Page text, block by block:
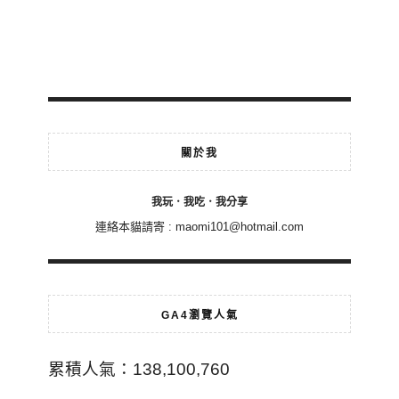
關於我
我玩．我吃．我分享
連絡本貓請寄 : maomi101@hotmail.com
GA4瀏覽人氣
累積人氣：138,100,760